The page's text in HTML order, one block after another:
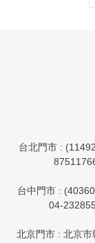
台北門市 :
台中門市 :
04-
北京門市 : 北京